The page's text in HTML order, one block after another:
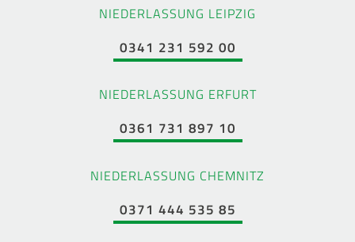
NIEDERLASSUNG LEIPZIG
0341 231 592 00
NIEDERLASSUNG ERFURT
0361 731 897 10
NIEDERLASSUNG CHEMNITZ
0371 444 535 85